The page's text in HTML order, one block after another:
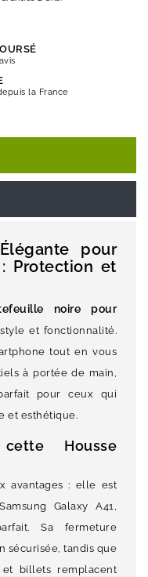
la France
pour
: Protection et
noire pour
et fonctionnalité.
tout en vous
à portée de main,
pour ceux qui
et esthétique.
Housse
avantages : elle est
Galaxy A41,
Sa fermeture
sécurisée, tandis que
billets remplacent